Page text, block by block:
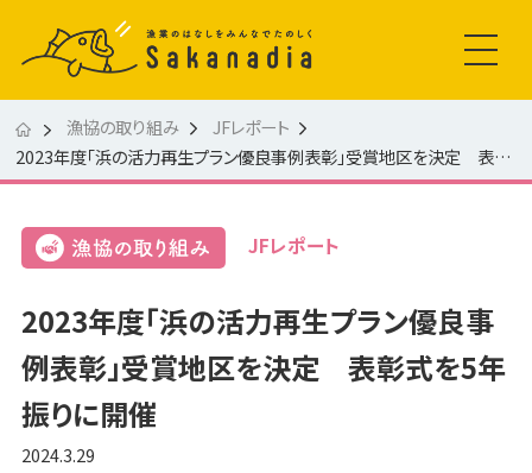
漁協の取り組み
JFレポート
2023年度「浜の活力再生プラン優良事例表彰」受賞地区を決定 表彰式を5年振りに開催
JFレポート
2023年度「浜の活力再生プラン優良事
例表彰」受賞地区を決定 表彰式を5年
振りに開催
2024.3.29